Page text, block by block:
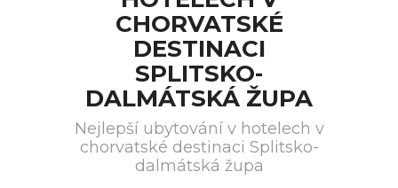
CHORVATSKÉ
DESTINACI
SPLITSKO-
DALMÁTSKÁ ŽUPA
Nejlepší ubytování v hotelech v
chorvatské destinaci Splitsko-
dalmátská župa